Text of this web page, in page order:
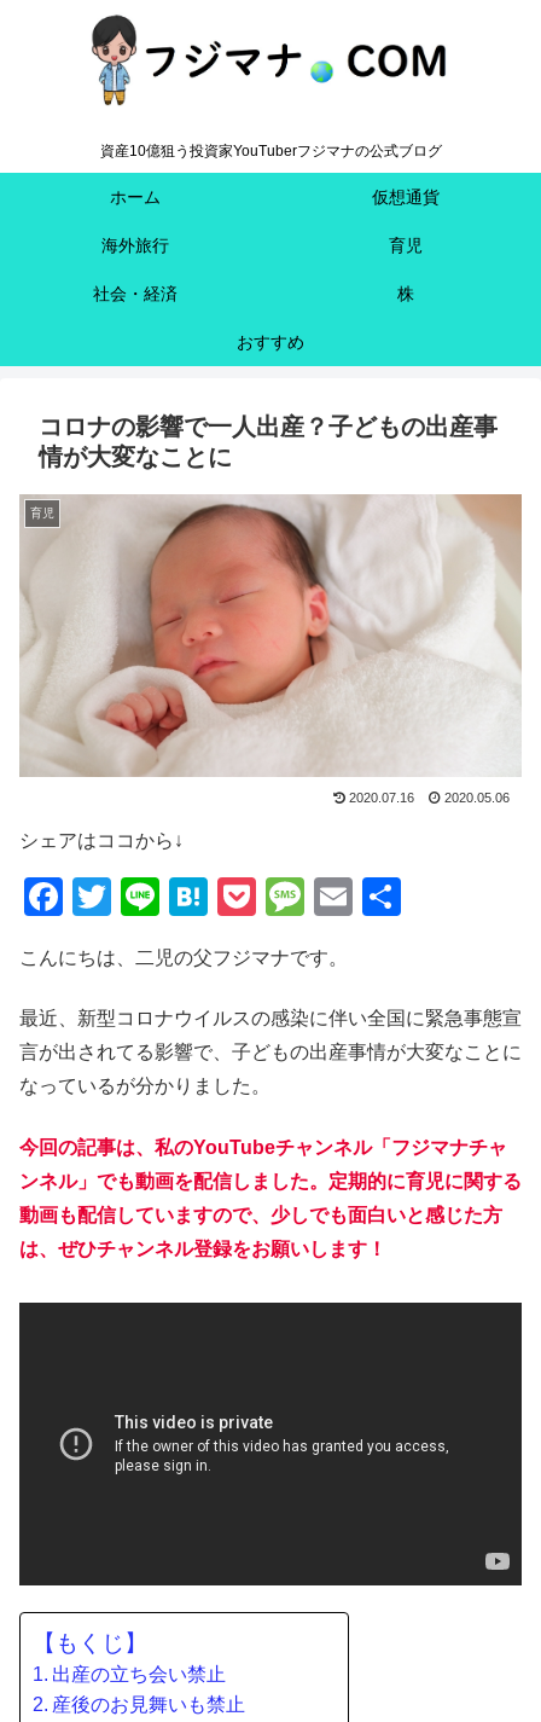
資産10億狙う投資家YouTuberフジマナの公式ブログ
ホーム 仮想通貨
海外旅行 育児
社会・経済 株
おすすめ
コロナの影響で一人出産？子どもの出産事
情が大変なことに
育児
2020.07.16 2020.05.06
シェアはココから↓
F
c
e
b
o
o
k
T
tt
er
Li
e
H
e
n
a
P
ck
et
M
ss
a
g
E
こんにちは、二児の父フジマナです。
最近、新型コロナウイルスの感染に伴い全国に緊急事態宣
言が出されてる影響で、子どもの出産事情が大変なことに
なっているが分かりました。
今回の記事は、私のYouTubeチャンネル「フジマナチャ
ンネル」でも動画を配信しました。定期的に育児に関する
動画も配信していますので、少しでも面白いと感じた方
は、ぜひチャンネル登録をお願いします！
【もくじ】
出産の立ち会い禁止
産後のお見舞いも禁止